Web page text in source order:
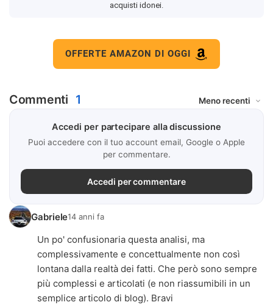
acquisti idonei.
OFFERTE AMAZON DI OGGI
Commenti 1
Accedi per partecipare alla discussione
Puoi accedere con il tuo account email, Google o Apple
per commentare.
Accedi per commentare
Gabriele14 anni fa
Un po' confusionaria questa analisi, ma
complessivamente e concettualmente non così
lontana dalla realtà dei fatti. Che però sono sempre
più complessi e articolati (e non riassumibili in un
semplice articolo di blog). Bravi